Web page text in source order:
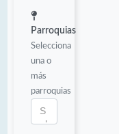
Parroquias
Selecciona
una o
más
parroquias